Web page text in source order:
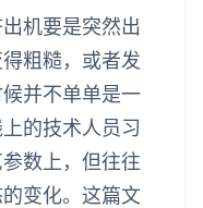
机要是突然出
粗糙，或者发
并不单单是一
的技术人员习
数上，但往往
变化。这篇文